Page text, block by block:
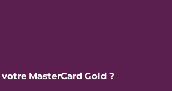
MasterCard Gold ?